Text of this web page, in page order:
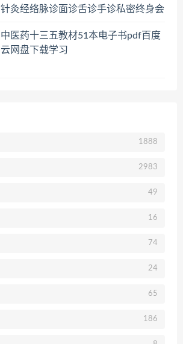
针灸经络脉诊面诊舌诊手诊私密终身会
中医药十三五教材51本电子书pdf百度
云网盘下载学习
1888
2983
49
16
74
24
65
186